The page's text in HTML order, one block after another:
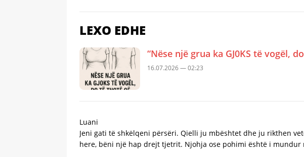
LEXO EDHE
“Nëse një grua ka GJ0KS të vogël,
16.07.2026 — 02:23
Luani
Jeni gati të shkëlqeni përsëri. Qielli ju mbështet dhe ju rikthen
here, bëni një hap drejt tjetrit. Njohja ose pohimi është i